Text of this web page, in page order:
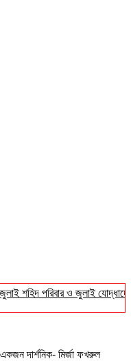
শহিদ পরিবার ও জুলাই যোদ্ধাদের
একজন দার্শনিক- মির্জা ফখরুল